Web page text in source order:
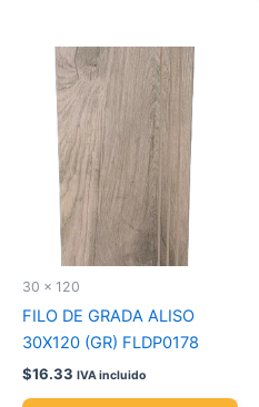
30 x 120
FILO DE GRADA ALISO
30X120 (GR) FLDP0178
$16.33 IVA incluido